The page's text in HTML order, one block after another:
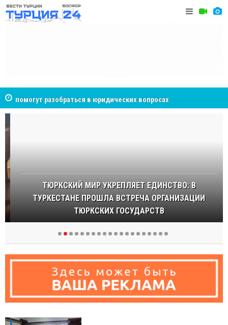
NCS Jeans: турецкий бренд, покоривший сердца
ТЮРКСКИЙ МИР УКРЕПЛЯЕТ ЕДИНСТВО: В
ТУРКЕСТАНЕ ПРОШЛА ВСТРЕЧА ОРГАНИЗАЦИИ
ТЮРКСКИХ ГОСУДАРСТВ